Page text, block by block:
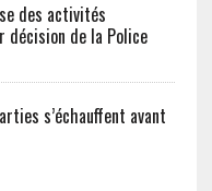
des activités
décision de la Police
s’échauffent avant